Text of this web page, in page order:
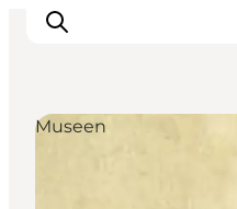
Museen